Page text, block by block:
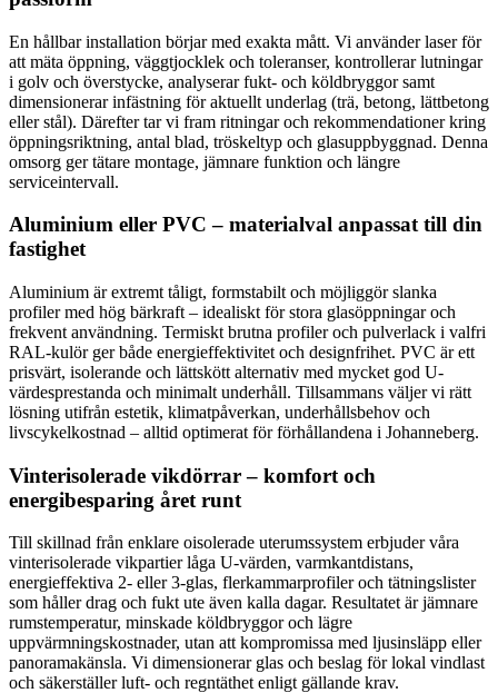
En hållbar installation börjar med exakta mått. Vi använder laser för
att mäta öppning, väggtjocklek och toleranser, kontrollerar lutningar
i golv och överstycke, analyserar fukt- och köldbryggor samt
dimensionerar infästning för aktuellt underlag (trä, betong, lättbetong
eller stål). Därefter tar vi fram ritningar och rekommendationer kring
öppningsriktning, antal blad, tröskeltyp och glasuppbyggnad. Denna
omsorg ger tätare montage, jämnare funktion och längre
serviceintervall.
Aluminium eller PVC – materialval anpassat till din
fastighet
Aluminium är extremt tåligt, formstabilt och möjliggör slanka
profiler med hög bärkraft – idealiskt för stora glasöppningar och
frekvent användning. Termiskt brutna profiler och pulverlack i valfri
RAL-kulör ger både energieffektivitet och designfrihet. PVC är ett
prisvärt, isolerande och lättskött alternativ med mycket god U-
värdesprestanda och minimalt underhåll. Tillsammans väljer vi rätt
lösning utifrån estetik, klimatpåverkan, underhållsbehov och
livscykelkostnad – alltid optimerat för förhållandena i Johanneberg.
Vinterisolerade vikdörrar – komfort och
energibesparing året runt
Till skillnad från enklare oisolerade uterumssystem erbjuder våra
vinterisolerade vikpartier låga U-värden, varmkantdistans,
energieffektiva 2- eller 3-glas, flerkammarprofiler och tätningslister
som håller drag och fukt ute även kalla dagar. Resultatet är jämnare
rumstemperatur, minskade köldbryggor och lägre
uppvärmningskostnader, utan att kompromissa med ljusinsläpp eller
panoramakänsla. Vi dimensionerar glas och beslag för lokal vindlast
och säkerställer luft- och regntäthet enligt gällande krav.